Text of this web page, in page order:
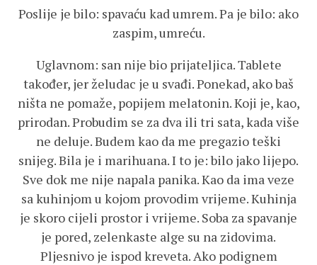
Poslije je bilo: spavaću kad umrem. Pa je bilo: ako
zaspim, umreću.
Uglavnom: san nije bio prijateljica. Tablete
također, jer želudac je u svađi. Ponekad, ako baš
ništa ne pomaže, popijem melatonin. Koji je, kao,
prirodan. Probudim se za dva ili tri sata, kada više
ne deluje. Budem kao da me pregazio teški
snijeg. Bila je i marihuana. I to je: bilo jako lijepo.
Sve dok me nije napala panika. Kao da ima veze
sa kuhinjom u kojom provodim vrijeme. Kuhinja
je skoro cijeli prostor i vrijeme. Soba za spavanje
je pored, zelenkaste alge su na zidovima.
Pljesnivo je ispod kreveta. Ako podignem